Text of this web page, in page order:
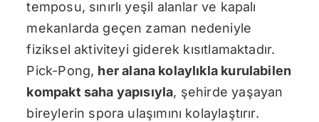
temposu, sınırlı yeşil alanlar ve kapalı
mekanlarda geçen zaman nedeniyle
fiziksel aktiviteyi giderek kısıtlamaktadır.
Pick-Pong, her alana kolaylıkla kurulabilen
kompakt saha yapısıyla, şehirde yaşayan
bireylerin spora ulaşımını kolaylaştırır.